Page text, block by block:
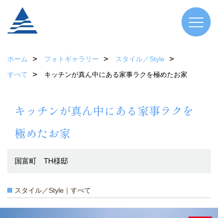
ホーム フォトギャラリー
スタイル／Style
すべて
キッチンが真ん中にある家事ラクを極めたお家
キッチンが真ん中にある家事ラクを
極めたお家
国富町 TH様邸
スタイル／Style｜すべて